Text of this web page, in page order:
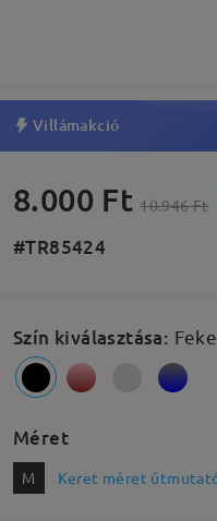
Villámakció
8.000 Ft 10.946 Ft
#TR85424
Szín kiválasztása:
Méret
M Keret méret